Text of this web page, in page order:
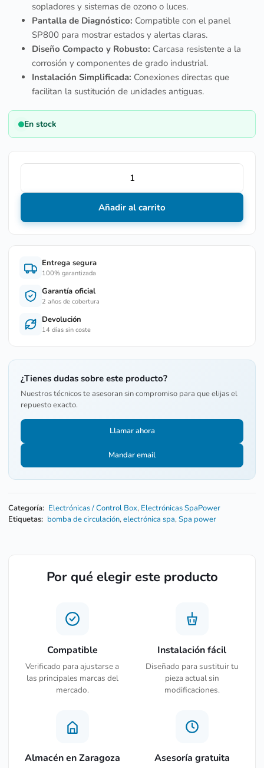
sopladores y sistemas de ozono o luces.
Pantalla de Diagnóstico: Compatible con el panel
SP800 para mostrar estados y alertas claras.
Diseño Compacto y Robusto: Carcasa resistente a la
corrosión y componentes de grado industrial.
Instalación Simplificada: Conexiones directas que
facilitan la sustitución de unidades antiguas.
En stock
Añadir al carrito
Entrega segura
100% garantizada
Garantía oficial
2 años de cobertura
Devolución
14 días sin coste
¿Tienes dudas sobre este producto?
Nuestros técnicos te asesoran sin compromiso para que elijas el
repuesto exacto.
Llamar ahora
Mandar email
Categoría: Electrónicas / Control Box, Electrónicas SpaPower
Etiquetas: bomba de circulación,electrónica spa,Spa power
Por qué elegir este producto
Compatible
Verificado para ajustarse a
las principales marcas del
mercado.
Instalación fácil
Diseñado para sustituir tu
pieza actual sin
modificaciones.
Almacén en Zaragoza Asesoría gratuita